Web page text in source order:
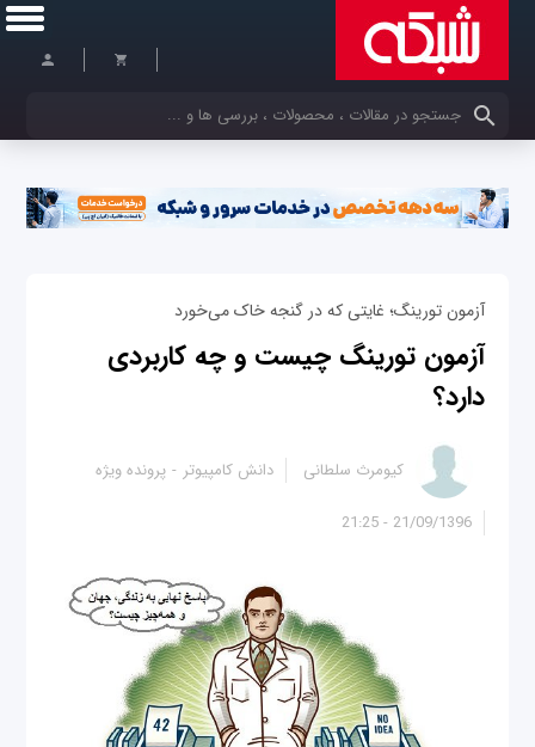
کلمات کلیدی خود را وارد کنید
آزمون تورینگ؛ غایتی که در گنجه خاک می‌خورد
آزمون تورینگ چیست و چه کاربردی
دارد؟
21/09/1396 - 21:25
کیومرث سلطانی دانش کامپیوتر پرونده ویژه